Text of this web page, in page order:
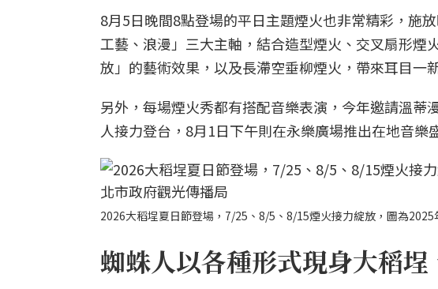
8月5日晚間8點登場的平日主題煙火也非常精彩，施
工藝、浪漫」三大主軸，結合造型煙火、交叉扇形煙
放」的藝術效果，以及長滯空垂柳煙火，帶來耳目一
另外，每場煙火秀都有搭配音樂表演，今年邀請溫
人接力登台，8月1日下午則在永樂廣場推出在地音樂
2026大稻埕夏日節登場，7/25、8/5、8/15煙火接力綻放，圖為
蜘蛛人以各種形式現身大稻埕